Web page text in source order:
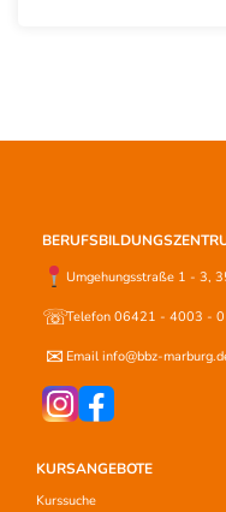
Umgehungsstraße 1 - 3,
☏Telefon 06421 - 4003 - 0
✉ Email info@bbz-
KURSANGEBOTE
Kurssuche